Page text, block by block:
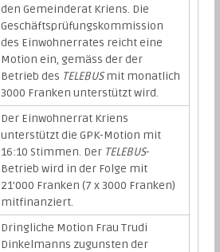
den Gemeinderat Kriens. Die
Geschäftsprüfungskommission
des Einwohnerrates reicht eine
Motion ein, gemäss der der
Betrieb des TELEBUSmit monatlich
3000 Franken unterstützt wird.
Der Einwohnerrat Kriens
unterstützt die GPK-Motion mit
16:10 Stimmen. Der TELEBUS-
Betrieb wird in der Folge mit
21’000 Franken (7 x 3000 Franken)
mitfinanziert.
Dringliche Motion Frau Trudi
Dinkelmanns zugunsten der